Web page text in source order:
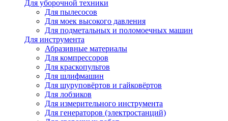
Для уборочной техники
Для пылесосов
Для моек высокого давления
Для подметальных и поломоечных машин
Для инструмента
Абразивные материалы
Для компрессоров
Для краскопультов
Для шлифмашин
Для шуруповёртов и гайковёртов
Для лобзиков
Для измерительного инструмента
Для генераторов (электростанций)